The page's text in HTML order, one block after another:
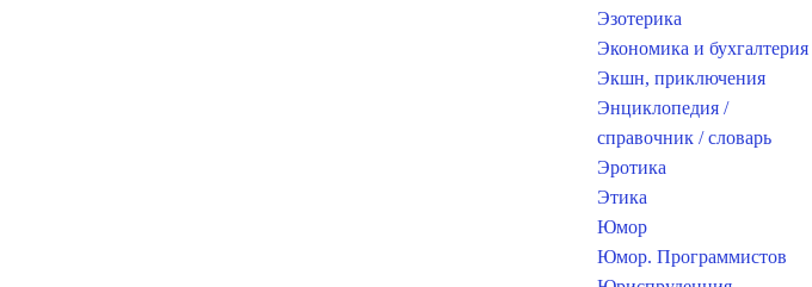
Эзотерика
Экономика и бухгалтерия
Экшн, приключения
Энциклопедия /
справочник / словарь
Эротика
Этика
Юмор
Юмор. Программистов